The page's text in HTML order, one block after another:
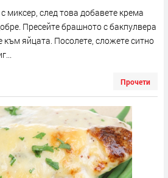
миксер, след това добавете крема
Пресейте брашното с бакпулвера
към яйцата. Посолете, сложете ситно
Прочети